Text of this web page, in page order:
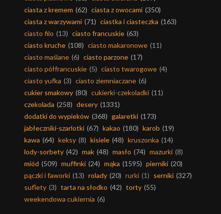
ciasta z kremem (62) ciasta z owocami (350)
ciasta z warzywami (71) ciastka i ciasteczka (163)
ciasto filo (13) ciasto francuskie (63)
ciasto kruche (108) ciasto makaronowe (11)
ciasto maślane (6) ciasto parzone (17)
ciasto półfrancuskie (5) ciasto twarogowe (4)
ciasto yufka (3) ciasto ziemniaczane (6)
cukier smakowy (80) cukierki-czekoladki (11)
czekolada (258) desery (1331)
dodatki do wypieków (368) galaretki (173)
jabłeczniki-szarlotki (67) kakao (180) karob (19)
kawa (64) keksy (8) kisiele (48) kruszonka (14)
lody-sorbety (42) mak (48) masło (74) mazurki (8)
miód (509) muffinki (24) mąka (1595) pierniki (20)
pączki i faworki (13) rolady (20) rurki (1) serniki (327)
suflety (3) tarta na słodko (42) torty (55)
weekendowa cukiernia (6)